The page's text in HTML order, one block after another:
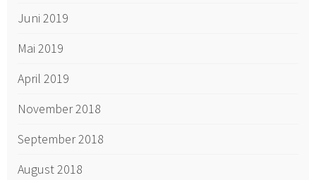
Juni 2019
Mai 2019
April 2019
November 2018
September 2018
August 2018